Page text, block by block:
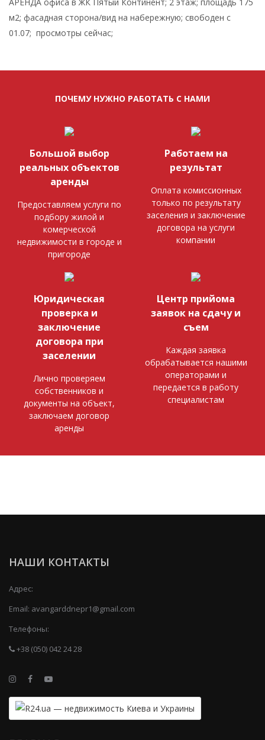
м2; фасадная сторона/вид на набережную; свободен с
01.07; просмотры сейчас;
ПОЧЕМУ НУЖНО РАБОТАТЬ С НАМИ
Большой выбор
реальных объектов
аренды
Предоставляем услуги по
подбору жилой и
комерческой
недвижимости в городе и
пригороде
Работаем на
результат
Оплата комиссионных
только по результату
заселения и заключение
договора на услуги
компании
Юридическая
проверка и
заключение
договора при
заселении
Лично проверяем
собственников и
документы на объект,
заключаем договор
аренды
Центр прийома
заявок на сдачу и
съем
Каждая заявка
обрабатывается нашими
операторами и
передается в работу
специалистам
НАШИ КОНТАКТЫ
Адрес:
Email: avangarddnepr1@gmail.com
Телефоны:
+38 (050) 042 24 28